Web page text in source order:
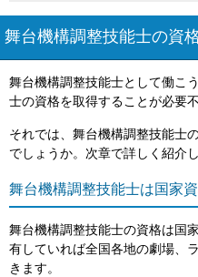
舞台機構調整技能士の資
舞台機構調整技能士として働こ
士の資格を取得することが必要
それでは、舞台機構調整技能士
でしょうか。次章で詳しく紹介
舞台機構調整技能士は国家
舞台機構調整技能士の資格は国
有していれば全国各地の劇場、
きます。